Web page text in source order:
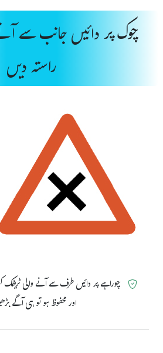
چوک پر دائیں جانب سے
راستہ دیں
چوراہے پر دائیں طرف سے آنے والی ٹریفک
اور محفوظ ہو تو ہی آگے